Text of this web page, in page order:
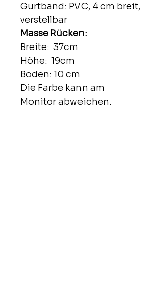
Gurtband: PVC, 4 cm breit,
verstellbar
Masse Rücken:
Breite: 37cm
Höhe: 19cm
Boden: 10 cm
Die Farbe kann am
Monitor abweichen.